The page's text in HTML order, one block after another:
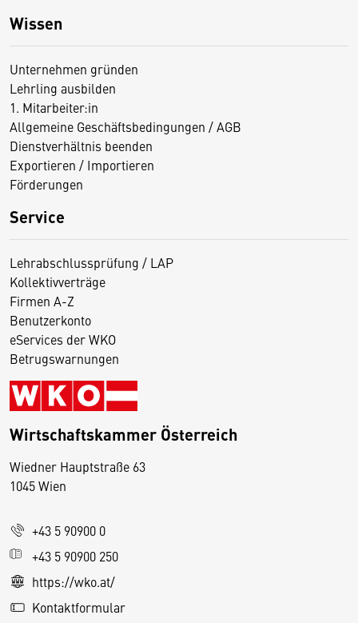
Wissen
Unternehmen gründen
Lehrling ausbilden
1. Mitarbeiter:in
Allgemeine Geschäftsbedingungen / AGB
Dienstverhältnis beenden
Exportieren / Importieren
Förderungen
Service
Lehrabschlussprüfung / LAP
Kollektivverträge
Firmen A-Z
Benutzerkonto
eServices der WKO
Betrugswarnungen
Wirtschaftskammer Österreich
Wiedner Hauptstraße 63
1045 Wien
+43 5 90900 0
+43 5 90900 250
https://wko.at/
Kontaktformular
D
s
e
S
e